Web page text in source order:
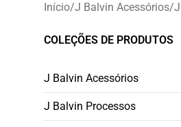
Início/J Balvin Acessórios/
COLEÇÕES DE PRODUTOS
J Balvin Acessórios
J Balvin Processos